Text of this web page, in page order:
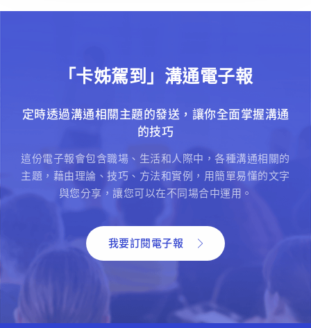
「卡姊駕到」溝通電子報
定時透過溝通相關主題的發送，讓你全面掌握溝通
的技巧
這份電子報會包含職場、生活和人際中，各種溝通相關的
主題，藉由理論、技巧、方法和實例，用簡單易懂的文字
與您分享，讓您可以在不同場合中運用。
我要訂閱電子報